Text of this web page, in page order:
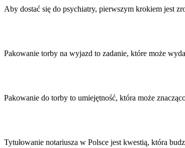
Aby dostać się do psychiatry, pierwszym krokiem jest
Pakowanie torby na wyjazd to zadanie, które może
Pakowanie do torby to umiejętność, która może
Tytułowanie notariusza w Polsce jest kwestią, która
wpisu